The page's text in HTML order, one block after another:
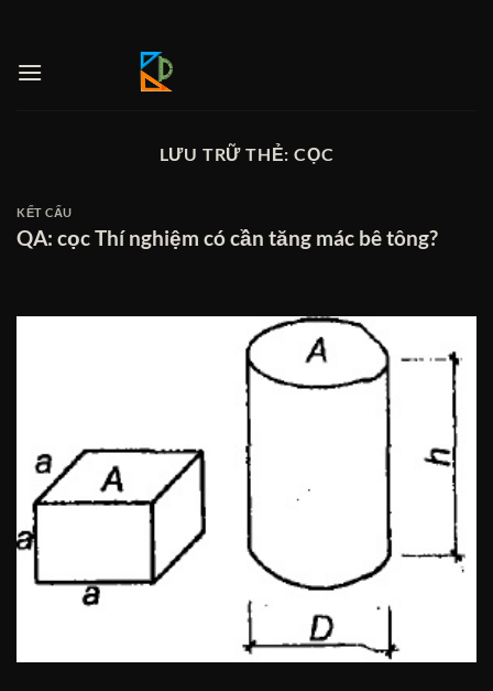
nội
LƯU TRỮ THẺ: CỌC
KẾT CẤU
QA: cọc Thí nghiệm có cần tăng mác bê tông?